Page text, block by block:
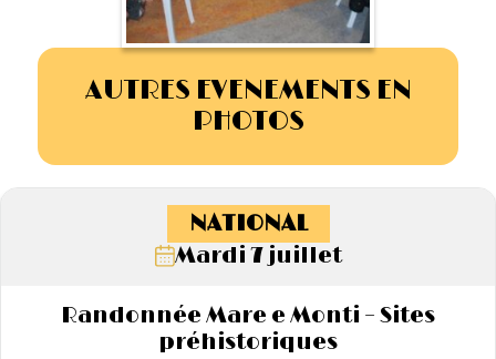
AUTRES EVENEMENTS EN
PHOTOS
NATIONAL
Mardi 7 juillet
Randonnée Mare e Monti – Sites
préhistoriques